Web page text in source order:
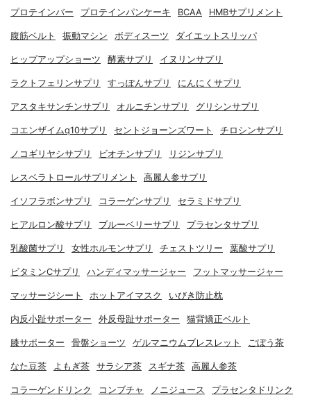
プロテインバー プロテインパンケーキ BCAA HMBサプリメント
腹筋ベルト 振動マシン ボディスーツ ダイエットスリッパ
ヒップアップショーツ 酵素サプリ イヌリンサプリ
ラクトフェリンサプリ すっぽんサプリ にんにくサプリ
アスタキサンチンサプリ オルニチンサプリ グリシンサプリ
コエンザイムq10サプリ セントジョーンズワート チロシンサプリ
ノコギリヤシサプリ ビオチンサプリ リジンサプリ
レスベラトロールサプリメント 高麗人参サプリ
イソフラボンサプリ コラーゲンサプリ セラミドサプリ
ヒアルロン酸サプリ ブルーベリーサプリ プラセンタサプリ
乳酸菌サプリ 女性ホルモンサプリ チェストツリー 葉酸サプリ
ビタミンCサプリ ハンディマッサージャー フットマッサージャー
マッサージシート ホットアイマスク いびき防止枕
内反小趾サポーター 外反母趾サポーター 猫背矯正ベルト
膝サポーター 骨盤ショーツ ゲルマニウムブレスレット ごぼう茶
なた豆茶 よもぎ茶 サラシア茶 スギナ茶 高麗人参茶
コラーゲンドリンク コンブチャ ノニジュース プラセンタドリンク